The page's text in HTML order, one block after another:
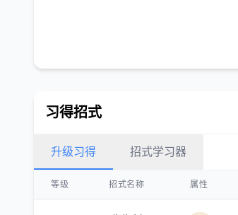
习得招式
升级习得 招式学习器
等级 招式名称 属性